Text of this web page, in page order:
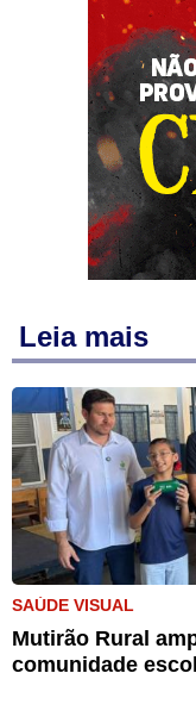
Leia mais
SAÚDE VISUAL
Mutirão Rural
comunidade